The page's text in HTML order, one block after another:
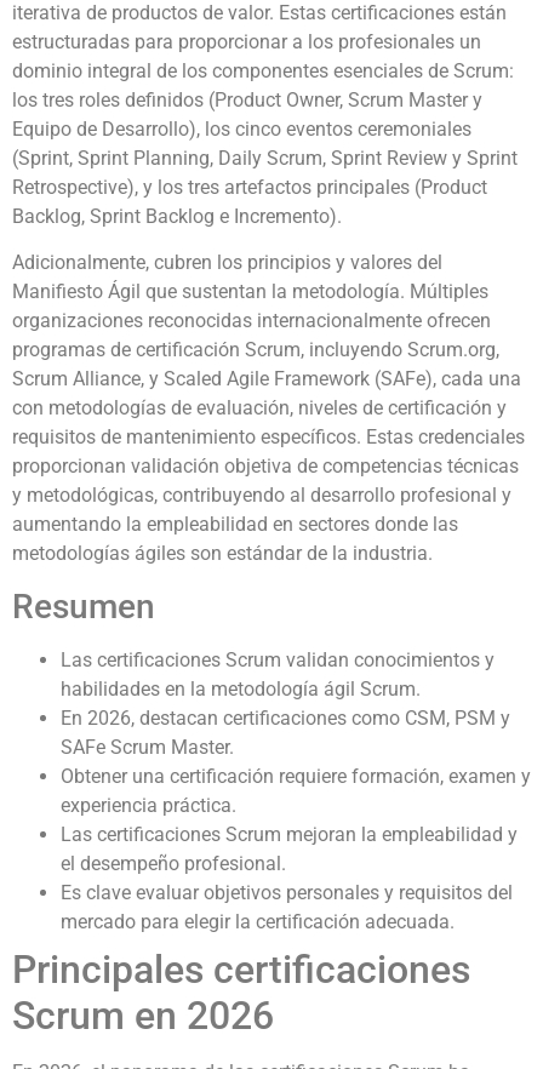
iterativa de productos de valor. Estas certificaciones están
estructuradas para proporcionar a los profesionales un
dominio integral de los componentes esenciales de Scrum:
los tres roles definidos (Product Owner, Scrum Master y
Equipo de Desarrollo), los cinco eventos ceremoniales
(Sprint, Sprint Planning, Daily Scrum, Sprint Review y Sprint
Retrospective), y los tres artefactos principales (Product
Backlog, Sprint Backlog e Incremento).
Adicionalmente, cubren los principios y valores del
Manifiesto Ágil que sustentan la metodología. Múltiples
organizaciones reconocidas internacionalmente ofrecen
programas de certificación Scrum, incluyendo Scrum.org,
Scrum Alliance, y Scaled Agile Framework (SAFe), cada una
con metodologías de evaluación, niveles de certificación y
requisitos de mantenimiento específicos. Estas credenciales
proporcionan validación objetiva de competencias técnicas
y metodológicas, contribuyendo al desarrollo profesional y
aumentando la empleabilidad en sectores donde las
metodologías ágiles son estándar de la industria.
Resumen
Las certificaciones Scrum validan conocimientos y
habilidades en la metodología ágil Scrum.
En 2026, destacan certificaciones como CSM, PSM y
SAFe Scrum Master.
Obtener una certificación requiere formación, examen y
experiencia práctica.
Las certificaciones Scrum mejoran la empleabilidad y
el desempeño profesional.
Es clave evaluar objetivos personales y requisitos del
mercado para elegir la certificación adecuada.
Principales certificaciones
Scrum en 2026